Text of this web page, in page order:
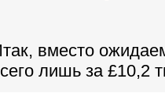
вместо
лишь за £10,2